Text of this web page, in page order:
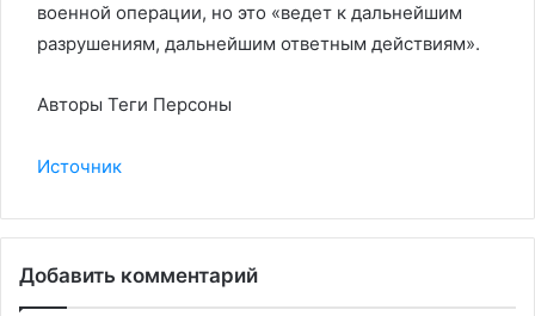
военной операции, но это «ведет к дальнейшим
разрушениям, дальнейшим ответным действиям».
Авторы Теги Персоны
Источник
Добавить комментарий